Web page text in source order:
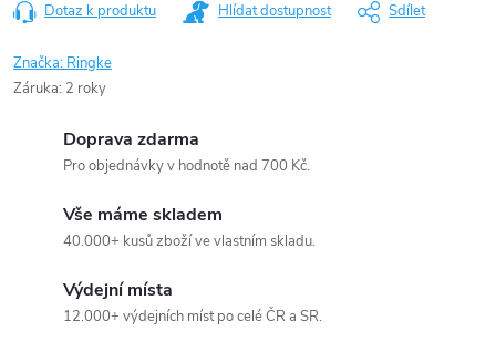
Dotaz k produktu Hlídat dostupnost Sdílet
Značka: Ringke
Záruka: 2 roky
Doprava zdarma
Pro objednávky v hodnotě nad 700 Kč.
Vše máme skladem
40.000+ kusů zboží ve vlastním skladu.
Výdejní místa
12.000+ výdejních míst po celé ČR a SR.